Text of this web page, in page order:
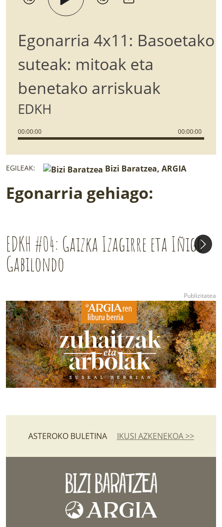
Egonarria 4x11: Basoetako
suteak: mitoak eta
benetako arriskuak
EDKH
00:00:00 00:00:00
EGILEAK: Bizi Baratzea, ARGIA
Egonarria gehiago:
EDKH #04: Gaizka Izagirre eta Iñigo
Gabilondo
ASTEROKO BULETINA IKUSI AZKENEKOA >>